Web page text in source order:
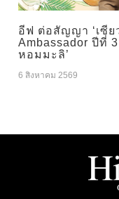
อีฟ ต่อสัญญา ‘เซีย
Ambassador ปีที่
หอมมะลิ’
6 สิงหาคม 2569